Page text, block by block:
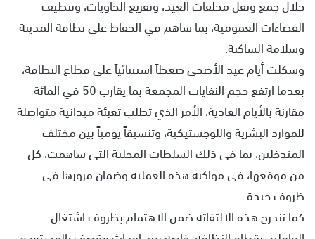
خلال جمع ونقل مخلفات العيد، وتفريغ الحاويات، وتنظيف
الفضاءات العمومية، بما ساهم في الحفاظ على نظافة المدينة
وسلامة الساكنة.
وشكلت أيام عيد الأضحى ضغطاً استثنائياً على قطاع النظافة،
بعدما ارتفع حجم النفايات المجمعة بما يقارب 50 في المائة
مقارنة بالأيام العادية، الأمر الذي تطلب تعبئة ميدانية متواصلة
للموارد البشرية واللوجستيكية، وتنسيقاً يومياً بين مختلف
المتدخلين، بما في ذلك السلطات المحلية التي ساهمت، كل
من موقعها، في مواكبة هذه العملية وضمان مرورها في
ظروف جيدة.
كما تندرج هذه الالتفاتة ضمن الاهتمام بظروف اشتغال